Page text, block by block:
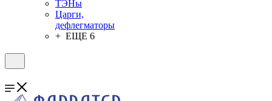
ТЭНы
Царги,
дефлегматоры
+ ЕЩЕ 6